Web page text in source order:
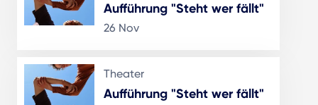
Aufführung "Steht wer fällt"
26 Nov
Theater
Aufführung "Steht wer fällt"